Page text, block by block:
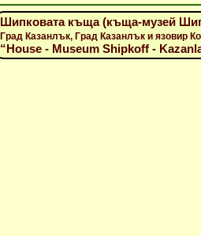
Шипковата къща (къща-музей
Град Казанлък, Град Казанлък и язовир
“House - Museum Shipkoff -